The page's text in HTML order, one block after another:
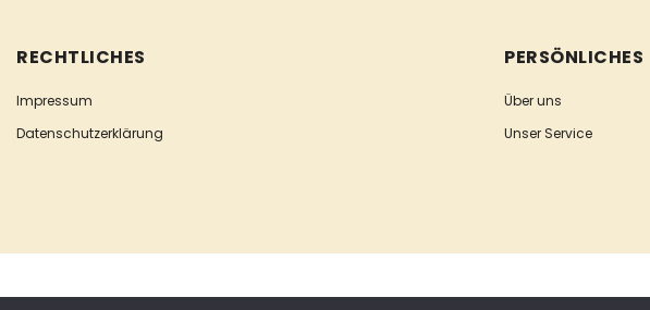
RECHTLICHES
Impressum
Datenschutzerklärung
PERSÖNLICHES
Über uns
Unser Service